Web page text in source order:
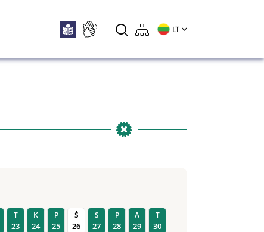
LT
T
23
K
24
P
25
Š
26
S
27
P
28
A
29
T
30